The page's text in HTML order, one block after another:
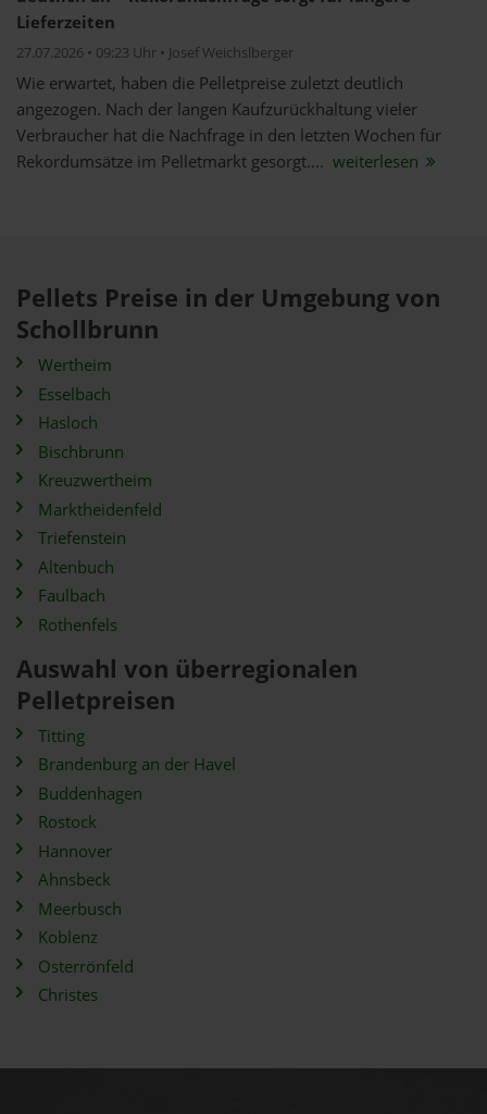
Lieferzeiten
27.07.2026 • 09:23 Uhr • Josef Weichslberger
Wie erwartet, haben die Pelletpreise zuletzt deutlich
angezogen. Nach der langen Kaufzurückhaltung vieler
Verbraucher hat die Nachfrage in den letzten Wochen für
Rekordumsätze im Pelletmarkt gesorgt.... weiterlesen
Pellets Preise in der Umgebung von
Schollbrunn
Wertheim
Esselbach
Hasloch
Bischbrunn
Kreuzwertheim
Marktheidenfeld
Triefenstein
Altenbuch
Faulbach
Rothenfels
Auswahl von überregionalen
Pelletpreisen
Titting
Brandenburg an der Havel
Buddenhagen
Rostock
Hannover
Ahnsbeck
Meerbusch
Koblenz
Osterrönfeld
Christes